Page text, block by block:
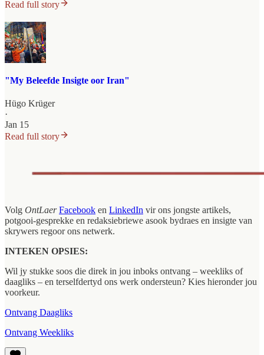
Read full story
"My Beleefde Insigte oor Iran"
Hügo Krüger
·
Jan 15
Read full story
Volg OntLaer Facebook en LinkedIn vir ons jongste artikels,
potgooi-gesprekke en redaksiebriewe asook bydraes en insigte van
skrywers regoor ons netwerk.
INTEKEN OPSIES:
Wil jy stukke soos die direk in jou inboks ontvang – weekliks of
daagliks – en terselfdertyd ons werk ondersteun? Kies hieronder jou
voorkeur.
Ontvang Daagliks
Ontvang Weekliks